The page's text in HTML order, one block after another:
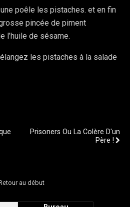
poêle les pistaches. et en fin
pincée de piment
l’huile de sésame.
les pistaches à la salade
Prisoners Ou La Colère D'un
Père !
au début